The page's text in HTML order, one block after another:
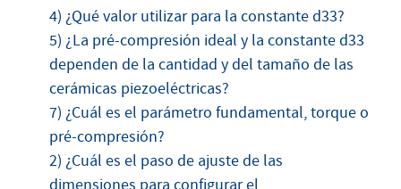
4) ¿Qué valor utilizar para la constante d33?
5) ¿La pré-compresión ideal y la constante d33
dependen de la cantidad y del tamaño de las
cerámicas piezoeléctricas?
7) ¿Cuál es el parámetro fundamental, torque o
pré-compresión?
2) ¿Cuál es el paso de ajuste de las